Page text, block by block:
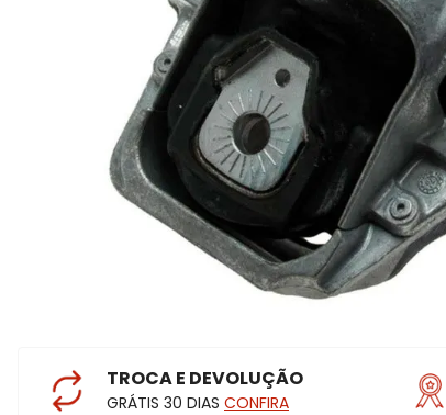
TROCA E DEVOLUÇÃO
GRÁTIS 30 DIAS CONFIRA